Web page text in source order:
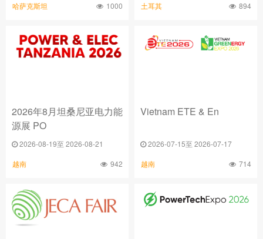
哈萨克斯坦 1000 土耳其 894
2026年8月坦桑尼亚电力能
源展 PO
2026-08-19至 2026-08-21
越南 942
Vietnam ETE & En
2026-07-15至 2026-07-17
越南 714